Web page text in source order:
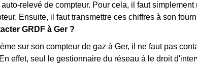
relevé de compteur. Pour cela, il faut
Ensuite, il faut transmettre ces chiffres à son
GRDF à Ger ?
sur son compteur de gaz à Ger, il ne faut pas
effet, seul le gestionnaire du réseau à le droit